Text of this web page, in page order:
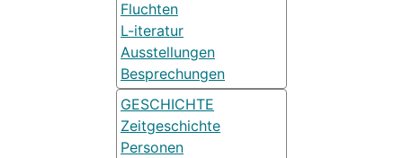
Fluchten
L-iteratur
Ausstellungen
Besprechungen
GESCHICHTE
Zeitgeschichte
Personen